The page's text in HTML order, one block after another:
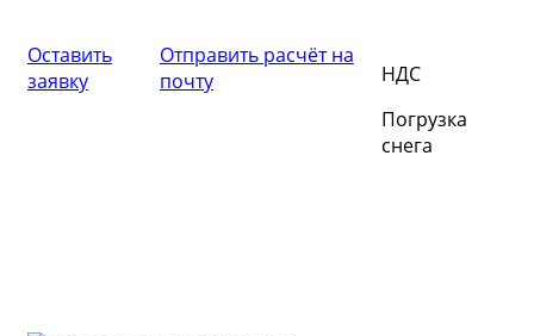
Оставить
заявку
Отправить расчёт на
почту
НДС
Погрузка
снега